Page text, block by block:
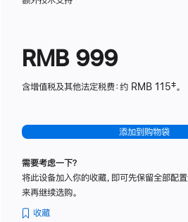
RMB 999
含增值税及其他法定税费：约 RMB 115‡。
添加到购物袋
需要考虑一下？
将此设备加入你的收藏，即可先保留全部配
来再继续选购。
收藏